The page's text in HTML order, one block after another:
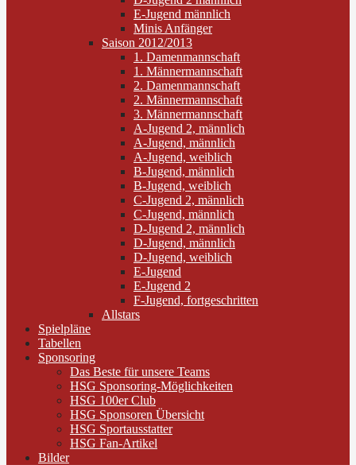
E-Jugend männlich
Minis Anfänger
Saison 2012/2013
1. Damenmannschaft
1. Männermannschaft
2. Damenmannschaft
2. Männermannschaft
3. Männermannschaft
A-Jugend 2, männlich
A-Jugend, männlich
A-Jugend, weiblich
B-Jugend, männlich
B-Jugend, weiblich
C-Jugend 2, männlich
C-Jugend, männlich
D-Jugend 2, männlich
D-Jugend, männlich
D-Jugend, weiblich
E-Jugend
E-Jugend 2
F-Jugend, fortgeschritten
Allstars
Spielpläne
Tabellen
Sponsoring
Das Beste für unsere Teams
HSG Sponsoring-Möglichkeiten
HSG 100er Club
HSG Sponsoren Übersicht
HSG Sportausstatter
HSG Fan-Artikel
Bilder